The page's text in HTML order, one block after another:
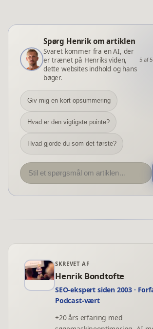
Spørg Henrik om artiklen
Svaret kommer fra en AI, der
er trænet på Henriks viden,
dette websites indhold og hans
bøger.
5 af 5
Giv mig en kort opsummering
Hvad er den vigtigste pointe?
Hvad gjorde du som det første?
SKREVET AF
Henrik Bondtofte
SEO-ekspert siden 2003 ·
Podcast-vært
+20 års erfaring med